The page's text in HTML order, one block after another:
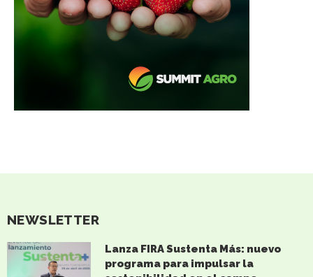
NEWSLETTER
Lanza FIRA Sustenta Más: nuevo
programa para impulsar la